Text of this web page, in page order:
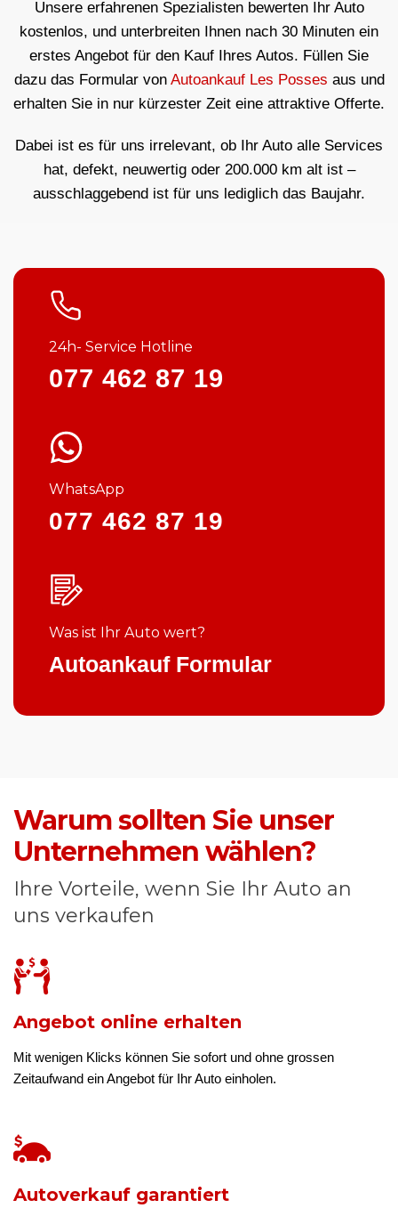
Unsere erfahrenen Spezialisten bewerten Ihr Auto
kostenlos, und unterbreiten Ihnen nach 30 Minuten ein
erstes Angebot für den Kauf Ihres Autos. Füllen Sie
dazu das Formular von Autoankauf Les Posses aus und
erhalten Sie in nur kürzester Zeit eine attraktive Offerte.
Dabei ist es für uns irrelevant, ob Ihr Auto alle Services
hat, defekt, neuwertig oder 200.000 km alt ist –
ausschlaggebend ist für uns lediglich das Baujahr.
24h- Service Hotline
077 462 87 19
WhatsApp
077 462 87 19
Was ist Ihr Auto wert?
Autoankauf Formular
Warum sollten Sie unser
Unternehmen wählen?
Ihre Vorteile, wenn Sie Ihr Auto an
uns verkaufen
Angebot online erhalten
Mit wenigen Klicks können Sie sofort und ohne grossen
Zeitaufwand ein Angebot für Ihr Auto einholen.
Autoverkauf garantiert